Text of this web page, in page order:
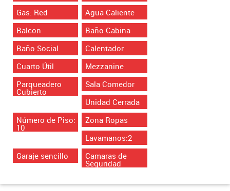
Gas: Red
Agua Caliente
Balcon
Baño Cabina
Baño Social
Calentador
Cuarto Útil
Mezzanine
Parqueadero
Cubierto
Sala Comedor
Unidad Cerrada
Número de Piso:
10
Zona Ropas
Lavamanos:2
Garaje sencillo
Camaras de
Seguridad